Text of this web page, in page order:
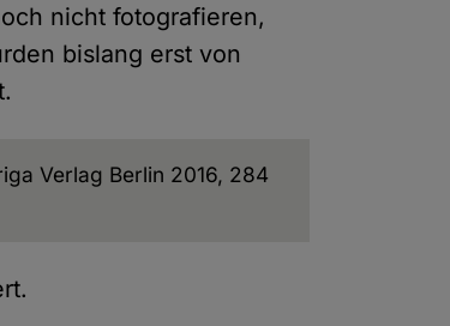
nicht fotografieren,
bislang erst von
Verlag Berlin 2016, 284